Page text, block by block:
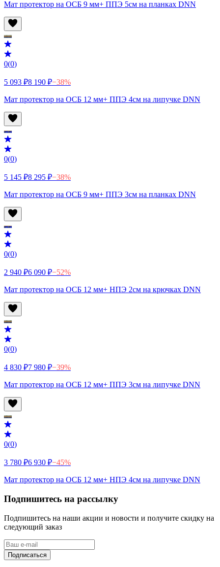
Мат протектор на ОСБ 9 мм+ ППЭ 5см на планках DNN
0(0)
5 093 ₽8 190 ₽−38%
Мат протектор на ОСБ 12 мм+ ППЭ 4см на липучке DNN
0(0)
5 145 ₽8 295 ₽−38%
Мат протектор на ОСБ 9 мм+ ППЭ 3см на планках DNN
0(0)
2 940 ₽6 090 ₽−52%
Мат протектор на ОСБ 12 мм+ НПЭ 2см на крючках DNN
0(0)
4 830 ₽7 980 ₽−39%
Мат протектор на ОСБ 12 мм+ ППЭ 3см на липучке DNN
0(0)
3 780 ₽6 930 ₽−45%
Мат протектор на ОСБ 12 мм+ НПЭ 4см на липучке DNN
Подпишитесь на рассылку
Подпишитесь на наши акции и новости и получите скидку на
следующий заказ
Подписаться